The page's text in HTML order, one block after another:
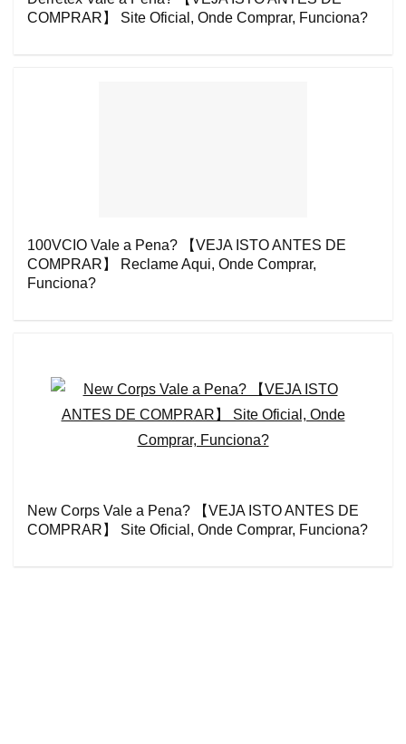
COMPRAR】 Site Oficial, Onde Comprar, Funciona?
100VCIO Vale a Pena? 【VEJA ISTO ANTES DE
COMPRAR】 Reclame Aqui, Onde Comprar,
Funciona?
New Corps Vale a Pena? 【VEJA ISTO ANTES DE
COMPRAR】 Site Oficial, Onde Comprar, Funciona?